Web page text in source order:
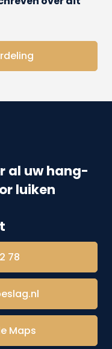
al uw hang-
luiken
78
Maps